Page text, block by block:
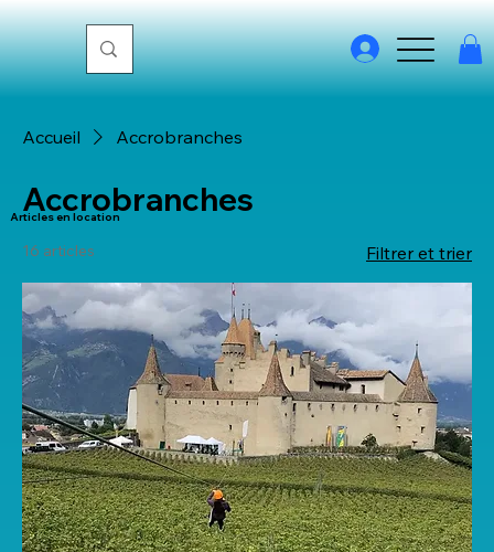
Accueil Accrobranches
Accrobranches
16 articles Filtrer et trier
Articles en location